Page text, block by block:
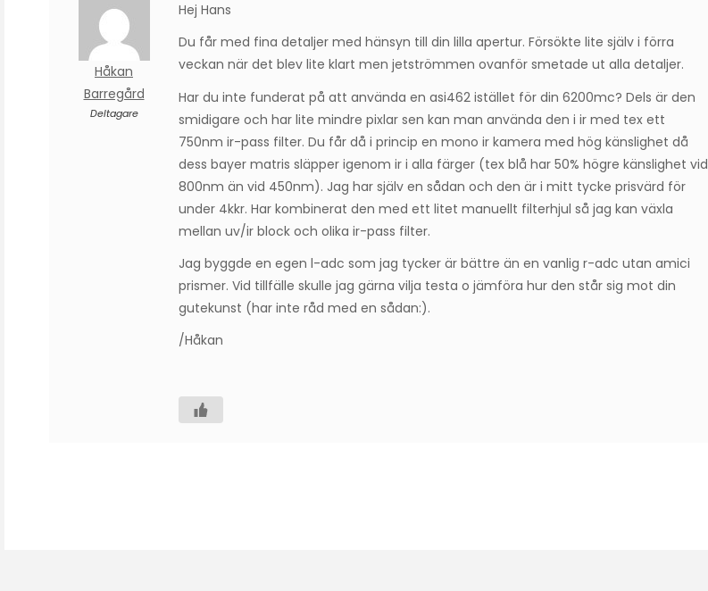
Håkan
Barregård
Deltagare
Hej Hans
Du får med fina detaljer med hänsyn till din lilla apertur. Försökte lite själv i förra
veckan när det blev lite klart men jetströmmen ovanför smetade ut alla detaljer.
Har du inte funderat på att använda en asi462 istället för din 6200mc? Dels är den
smidigare och har lite mindre pixlar sen kan man använda den i ir med tex ett
750nm ir-pass filter. Du får då i princip en mono ir kamera med hög känslighet då
dess bayer matris släpper igenom ir i alla färger (tex blå har 50% högre känslighet vid
800nm än vid 450nm). Jag har själv en sådan och den är i mitt tycke prisvärd för
under 4kkr. Har kombinerat den med ett litet manuellt filterhjul så jag kan växla
mellan uv/ir block och olika ir-pass filter.
Jag byggde en egen l-adc som jag tycker är bättre än en vanlig r-adc utan amici
prismer. Vid tillfälle skulle jag gärna vilja testa o jämföra hur den står sig mot din
gutekunst (har inte råd med en sådan:).
/Håkan